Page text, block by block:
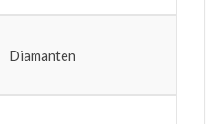
Diamanten